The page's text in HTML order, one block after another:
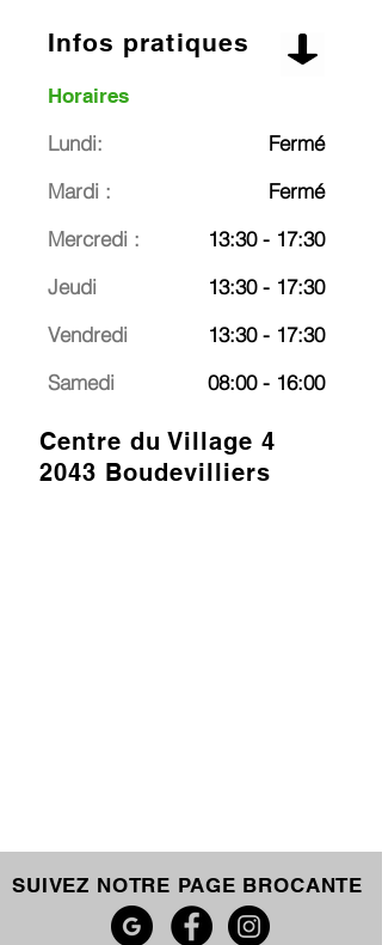
Infos pratiques
Horaires
Lundi:
Mardi :
Mercredi :
Jeudi
Vendredi
Samedi
Fermé
Fermé
13:30 - 17:30
13:30 - 17:30
13:30 - 17:30
08:00 - 16:00
Centre du Village 4
2043 Boudevilliers
SUIVEZ NOTRE PAGE BROCANTE